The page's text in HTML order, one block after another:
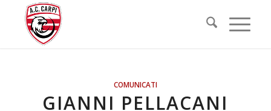
COMUNICATI
GIANNI PELLACANI